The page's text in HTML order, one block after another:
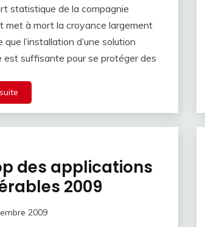
statistique de la compagnie
met à mort la croyance largement
que l’installation d’une solution
est suffisante pour se protéger des
des applications
2009
2009